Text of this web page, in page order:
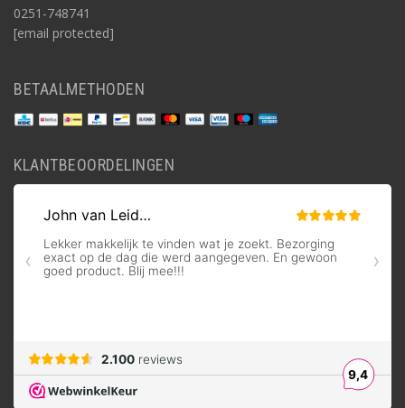
0251-748741
[email protected]
BETAALMETHODEN
KLANTBEOORDELINGEN